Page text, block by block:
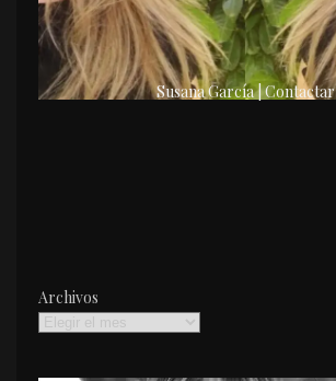
Susana García | Contactar
Archivos